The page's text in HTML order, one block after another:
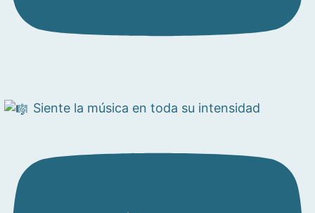
Siente la música en toda su intensidad